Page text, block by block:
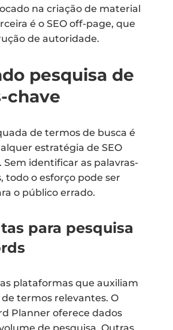
na criação de material
é o SEO off-page, que
de autoridade.
pesquisa de
chave
de termos de busca é
estratégia de SEO
Sem identificar as palavras-
todo o esforço pode ser
o público errado.
para pesquisa
plataformas que auxiliam
termos relevantes. O
Planner oferece dados